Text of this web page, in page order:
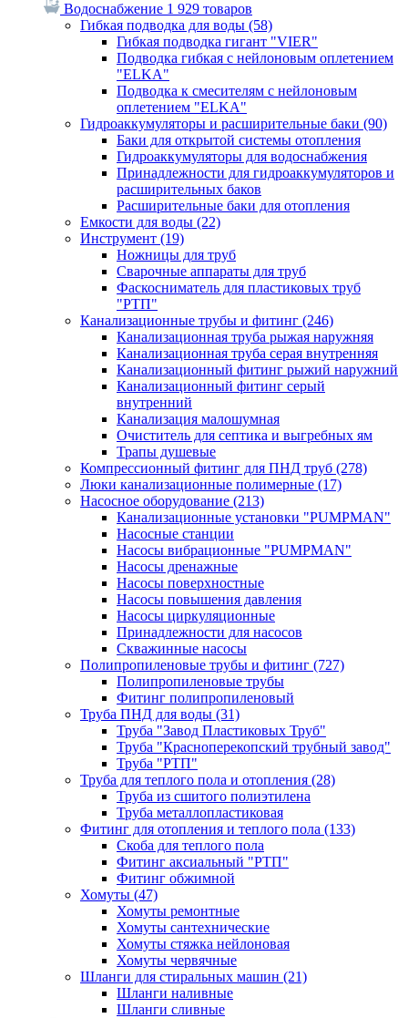
Водоснабжение 1 929 товаров
Гибкая подводка для воды (58)
Гибкая подводка гигант "VIER"
Подводка гибкая с нейлоновым оплетением
"ELKA"
Подводка к смесителям с нейлоновым
оплетением "ELKA"
Гидроаккумуляторы и расширительные баки (90)
Баки для открытой системы отопления
Гидроаккумуляторы для водоснабжения
Принадлежности для гидроаккумуляторов и
расширительных баков
Расширительные баки для отопления
Емкости для воды (22)
Инструмент (19)
Ножницы для труб
Сварочные аппараты для труб
Фаскосниматель для пластиковых труб
"РТП"
Канализационные трубы и фитинг (246)
Канализационная труба рыжая наружняя
Канализационная труба серая внутренняя
Канализационный фитинг рыжий наружний
Канализационный фитинг серый
внутренний
Канализация малошумная
Очиститель для септика и выгребных ям
Трапы душевые
Компрессионный фитинг для ПНД труб (278)
Люки канализационные полимерные (17)
Насосное оборудование (213)
Канализационные установки "PUMPMAN"
Насосные станции
Насосы вибрационные "PUMPMAN"
Насосы дренажные
Насосы поверхностные
Насосы повышения давления
Насосы циркуляционные
Принадлежности для насосов
Скважинные насосы
Полипропиленовые трубы и фитинг (727)
Полипропиленовые трубы
Фитинг полипропиленовый
Труба ПНД для воды (31)
Труба "Завод Пластиковых Труб"
Труба "Красноперекопский трубный завод"
Труба "РТП"
Труба для теплого пола и отопления (28)
Труба из сшитого полиэтилена
Труба металлопластиковая
Фитинг для отопления и теплого пола (133)
Скоба для теплого пола
Фитинг аксиальный "РТП"
Фитинг обжимной
Хомуты (47)
Хомуты ремонтные
Хомуты сантехнические
Хомуты стяжка нейлоновая
Хомуты червячные
Шланги для стиральных машин (21)
Шланги наливные
Шланги сливные